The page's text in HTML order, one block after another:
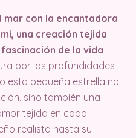
mar con la encantadora
una creación tejida
de la vida
por las profundidades
esta pequeña estrella no
sino también una
tejida en cada
realista hasta su